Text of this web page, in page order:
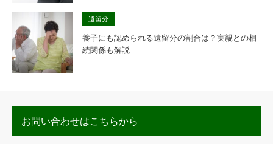
遺留分
養子にも認められる遺留分の割合は？実親との相
続関係も解説
お問い合わせはこちらから